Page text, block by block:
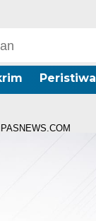
Peristiwa